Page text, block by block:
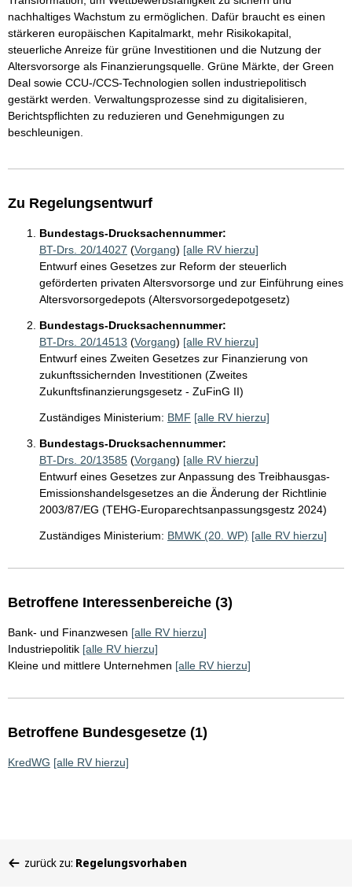
nachhaltiges Wachstum zu ermöglichen. Dafür braucht es einen
stärkeren europäischen Kapitalmarkt, mehr Risikokapital,
steuerliche Anreize für grüne Investitionen und die Nutzung der
Altersvorsorge als Finanzierungsquelle. Grüne Märkte, der Green
Deal sowie CCU-/CCS-Technologien sollen industriepolitisch
gestärkt werden. Verwaltungsprozesse sind zu digitalisieren,
Berichtspflichten zu reduzieren und Genehmigungen zu
beschleunigen.
Zu Regelungsentwurf
Bundestags-Drucksachennummer:
BT-Drs. 20/14027 (Vorgang) [alle RV hierzu]
Entwurf eines Gesetzes zur Reform der steuerlich
geförderten privaten Altersvorsorge und zur Einführung eines
Altersvorsorgedepots (Altersvorsorgedepotgesetz)
Bundestags-Drucksachennummer:
BT-Drs. 20/14513 (Vorgang) [alle RV hierzu]
Entwurf eines Zweiten Gesetzes zur Finanzierung von
zukunftssichernden Investitionen (Zweites
Zukunftsfinanzierungsgesetz - ZuFinG II)
Zuständiges Ministerium: BMF [alle RV hierzu]
Bundestags-Drucksachennummer:
BT-Drs. 20/13585 (Vorgang) [alle RV hierzu]
Entwurf eines Gesetzes zur Anpassung des Treibhausgas-
Emissionshandelsgesetzes an die Änderung der Richtlinie
2003/87/EG (TEHG-Europarechtsanpassungsgestz 2024)
Zuständiges Ministerium: BMWK (20. WP) [alle RV hierzu]
Betroffene Interessenbereiche (3)
Bank- und Finanzwesen [alle RV hierzu]
Industriepolitik [alle RV hierzu]
Kleine und mittlere Unternehmen [alle RV hierzu]
Betroffene Bundesgesetze (1)
KredWG [alle RV hierzu]
befinden
zurück zu: Regelungsvorhaben